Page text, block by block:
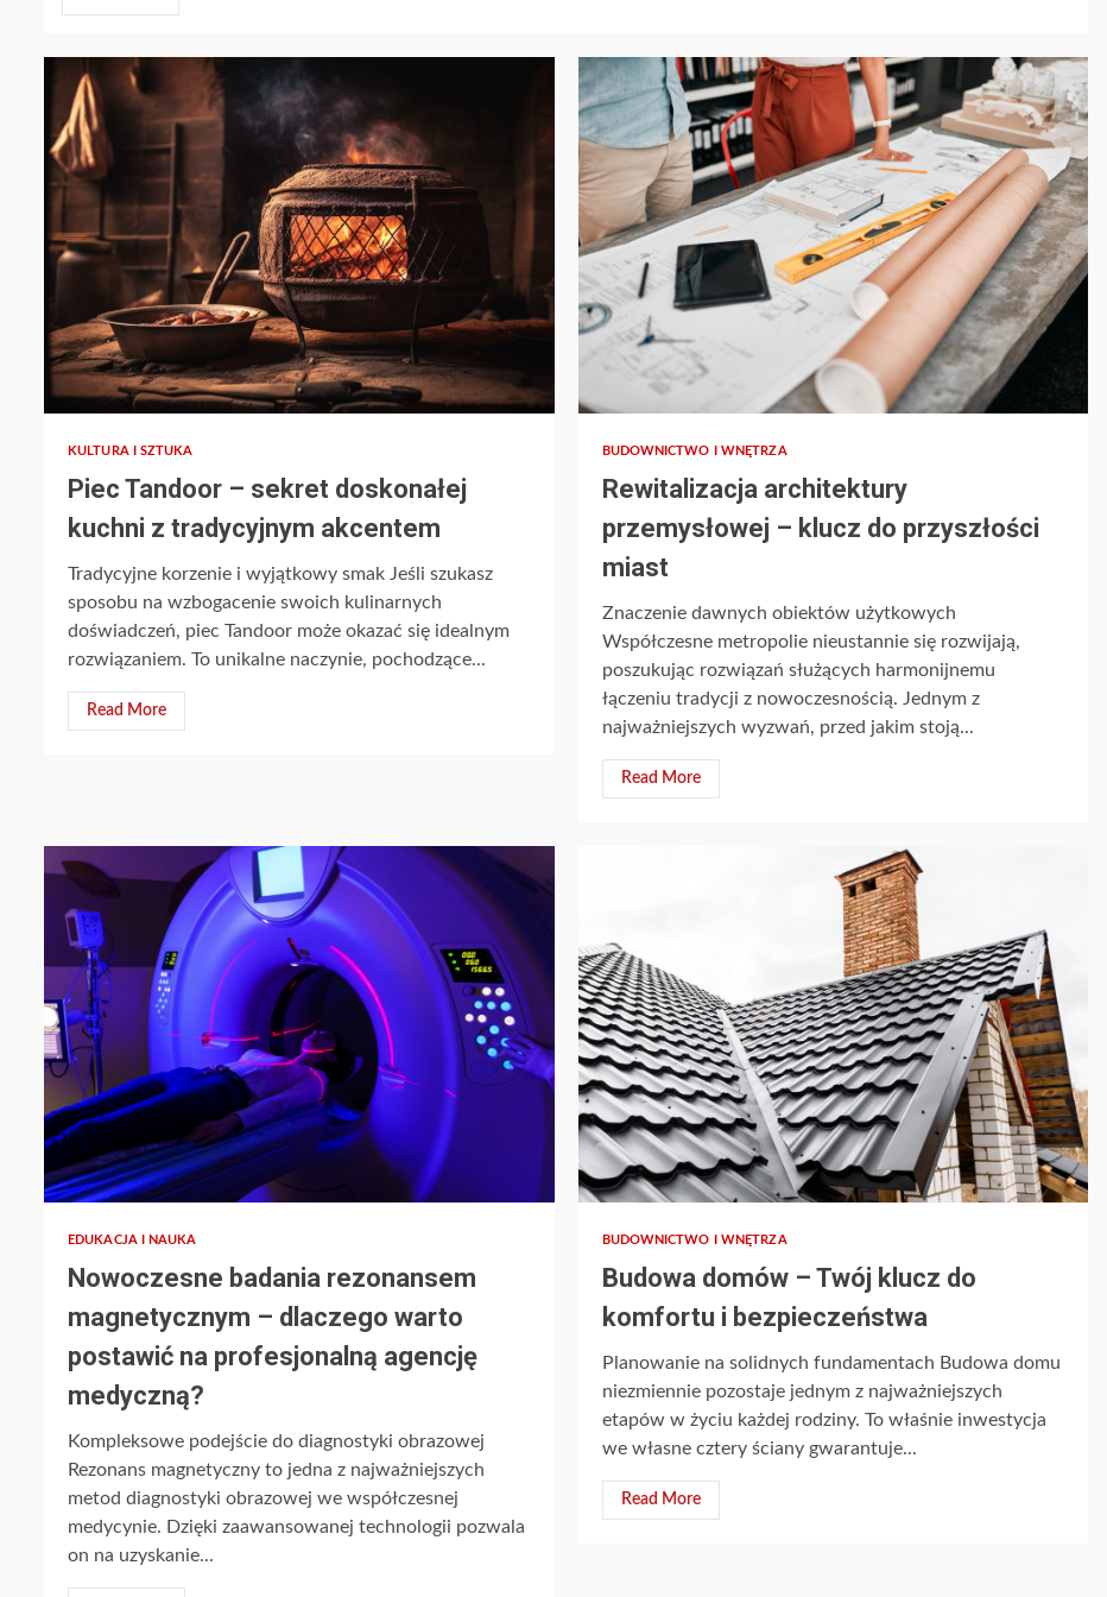
KULTURA I SZTUKA
Piec Tandoor – sekret doskonałej
kuchni z tradycyjnym akcentem
Tradycyjne korzenie i wyjątkowy smak Jeśli szukasz
sposobu na wzbogacenie swoich kulinarnych
doświadczeń, piec Tandoor może okazać się idealnym
rozwiązaniem. To unikalne naczynie, pochodzące...
Read More
BUDOWNICTWO I WNĘTRZA
Rewitalizacja architektury
przemysłowej – klucz do przyszłości
miast
Znaczenie dawnych obiektów użytkowych
Współczesne metropolie nieustannie się rozwijają,
poszukując rozwiązań służących harmonijnemu
łączeniu tradycji z nowoczesnością. Jednym z
najważniejszych wyzwań, przed jakim stoją...
Read More
EDUKACJA I NAUKA
Nowoczesne badania rezonansem
magnetycznym – dlaczego warto
postawić na profesjonalną agencję
medyczną?
Kompleksowe podejście do diagnostyki obrazowej
Rezonans magnetyczny to jedna z najważniejszych
metod diagnostyki obrazowej we współczesnej
medycynie. Dzięki zaawansowanej technologii pozwala
on na uzyskanie...
BUDOWNICTWO I WNĘTRZA
Budowa domów – Twój klucz do
komfortu i bezpieczeństwa
Planowanie na solidnych fundamentach Budowa domu
niezmiennie pozostaje jednym z najważniejszych
etapów w życiu każdej rodziny. To właśnie inwestycja
we własne cztery ściany gwarantuje...
Read More